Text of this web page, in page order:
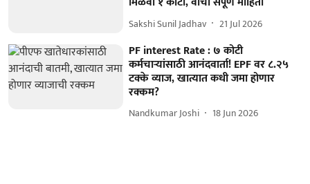
Sakshi Sunil Jadhav 21 Jul 2026
PF interest Rate : ७ कोटी
कर्मचाऱ्यांसाठी आनंदवार्ता! EPF वर ८.२५
टक्के व्याज, खात्यात कधी जमा होणार
रक्कम?
Nandkumar Joshi 18 Jun 2026